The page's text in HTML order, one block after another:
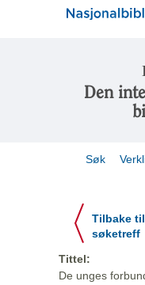
Den
Søk
Tilbake til
søketreff
Tittel:
De unges